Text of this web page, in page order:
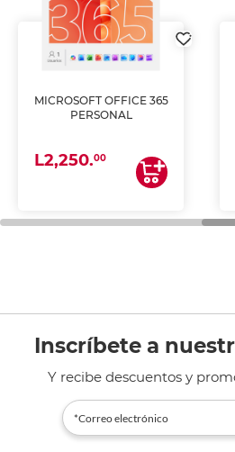
MICROSOFT OFFICE 365
PERSONAL
L2,250.00
Inscríbete a
Y recibe descuentos y